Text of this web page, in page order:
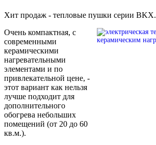
Хит продаж - тепловые пушки серии BKX.
Очень компактная, с
современными
керамическими
нагревательными
элементами и по
привлекательной цене, -
этот вариант как нельзя
лучше подходит для
дополнительного
обогрева небольших
помещений (от 20 до 60
кв.м.).